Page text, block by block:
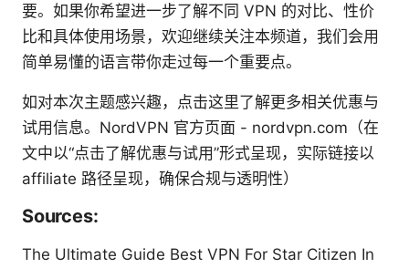
要。如果你希望进一步了解不同 VPN 的对比、性价
比和具体使用场景，欢迎继续关注本频道，我们会用
简单易懂的语言带你走过每一个重要点。
如对本次主题感兴趣，点击这里了解更多相关优惠与
试用信息。NordVPN 官方页面 - nordvpn.com（在
文中以“点击了解优惠与试用”形式呈现，实际链接以
affiliate 路径呈现，确保合规与透明性）
Sources:
The Ultimate Guide Best VPN For Star Citizen In